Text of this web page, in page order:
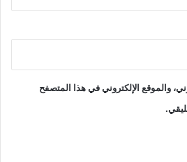
والموقع الإلكتروني في هذا المتصفح